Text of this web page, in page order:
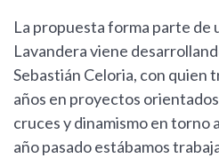
La propuesta forma parte de
Lavandera viene
Sebastián Celoria, con quien
años en proyectos
cruces y dinamismo en torno
año pasado estábamos